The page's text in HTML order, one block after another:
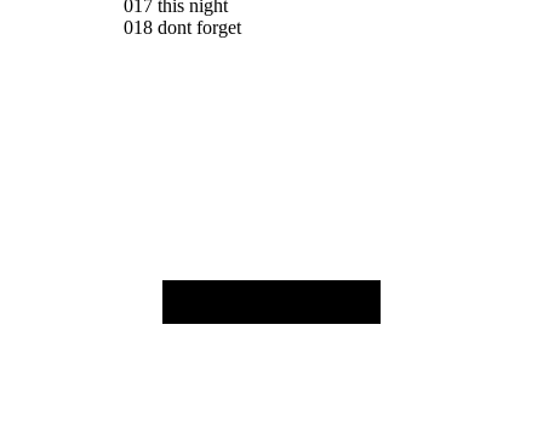
017 this night
018 dont forget